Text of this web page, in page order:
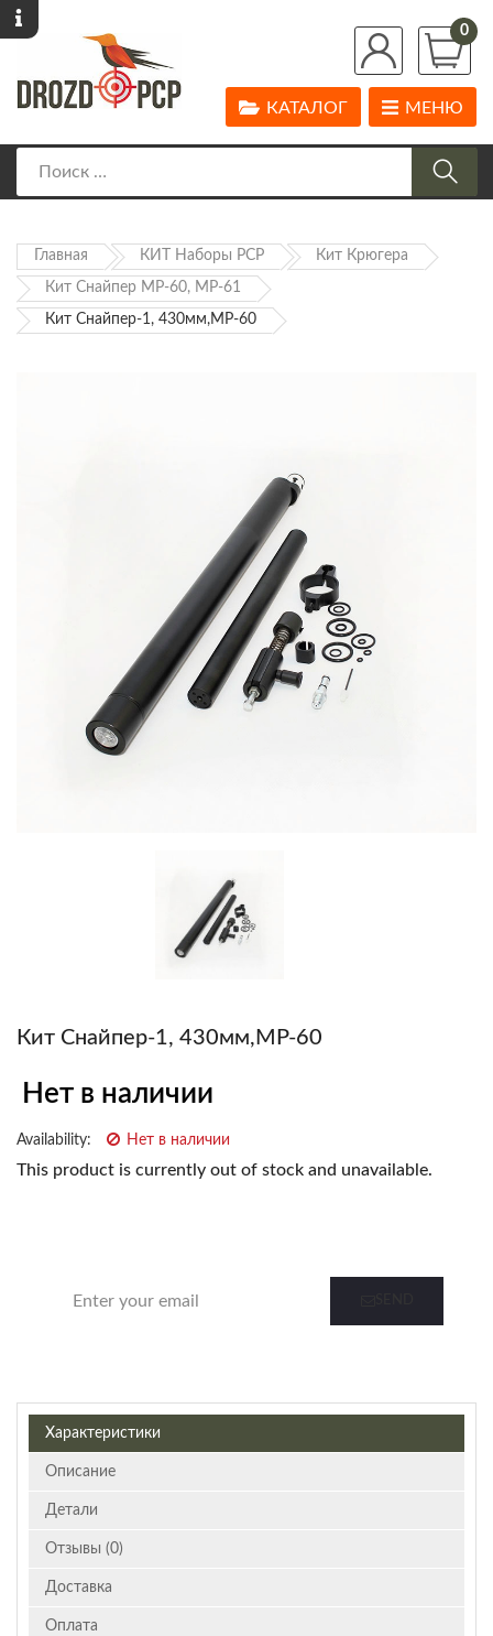
0
МЕНЮ
КАТАЛОГ
Главная КИТ Наборы PCP Кит Крюгера
Кит Снайпер МР-60, МР-61
Кит Снайпер-1, 430мм,МР-60
Кит Снайпер-1, 430мм,МР-60
Нет в наличии
Availability: Нет в наличии
This product is currently out of stock and unavailable.
Характеристики
Описание
Детали
Отзывы (0)
Доставка
Оплата